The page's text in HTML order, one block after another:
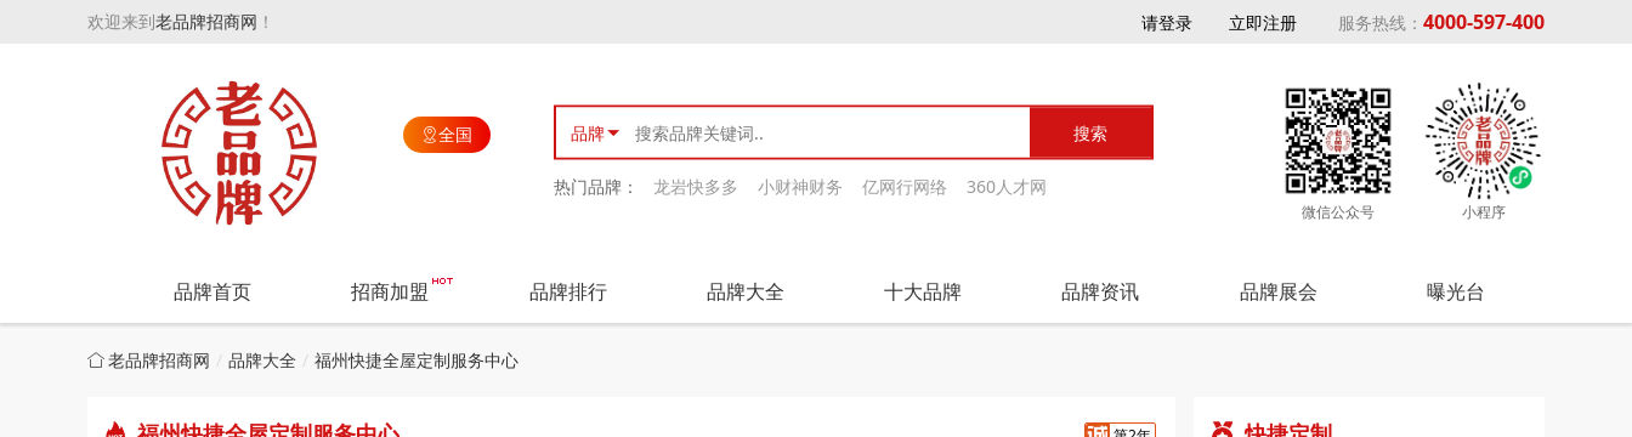
欢迎来到老品牌招商网 ！ 请登录 立即注册 服务热线： 4000-597-400
全国 品牌
热门品牌： 龙岩快多多 小财神财务 亿网行网络 360人才网
微信公众号 小程序
品牌首页 招商加盟 品牌排行 品牌大全 十大品牌 品牌资讯 品牌展会 曝光台
老品牌招商网 品牌大全 福州快捷全屋定制服务中心